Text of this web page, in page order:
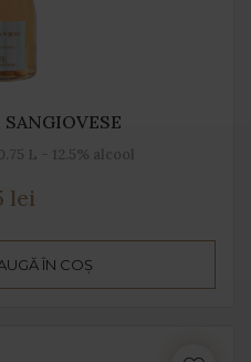
L - 12.5% alcool
lei
ÎN COȘ